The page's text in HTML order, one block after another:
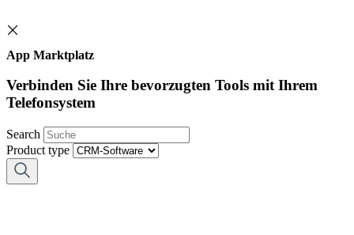
App Marktplatz
Verbinden Sie Ihre bevorzugten Tools mit Ihrem
Telefonsystem
Search
Product type